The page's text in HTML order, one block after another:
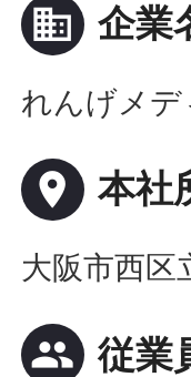
business 企業
れんげメ
place 本社
大阪市西区
people 従業